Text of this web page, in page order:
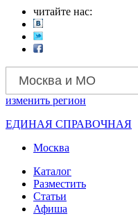
читайте нас:
Москва и МО
изменить регион
ЕДИНАЯ СПРАВОЧНАЯ
Москва
Каталог
Разместить
Статьи
Афиша